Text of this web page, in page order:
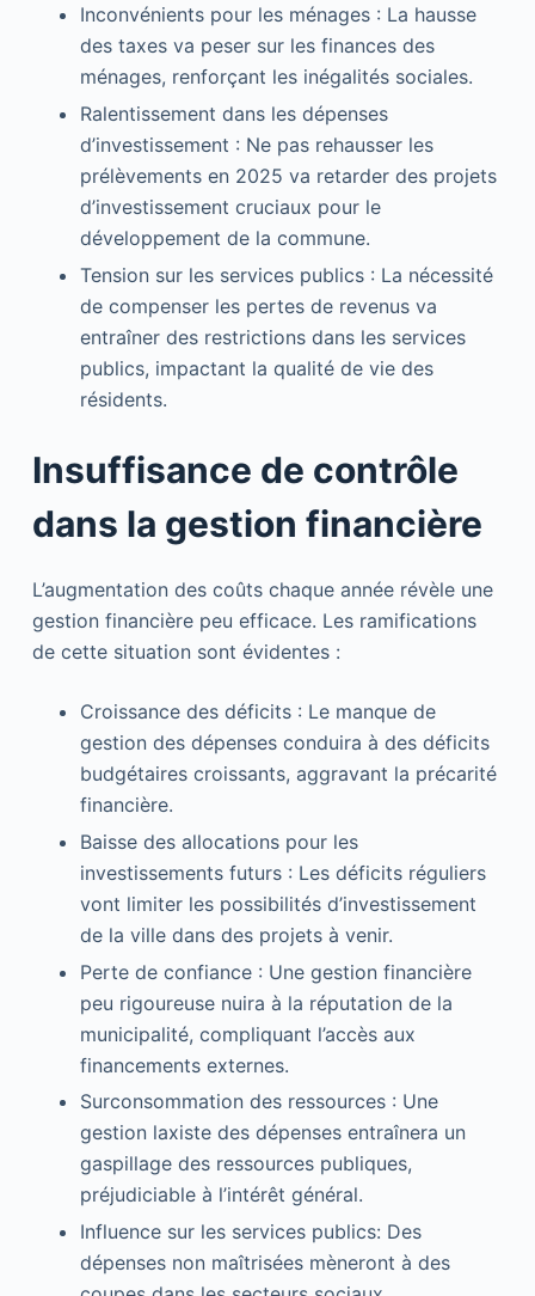
Inconvénients pour les ménages : La hausse
des taxes va peser sur les finances des
ménages, renforçant les inégalités sociales.
Ralentissement dans les dépenses
d’investissement : Ne pas rehausser les
prélèvements en 2025 va retarder des projets
d’investissement cruciaux pour le
développement de la commune.
Tension sur les services publics : La nécessité
de compenser les pertes de revenus va
entraîner des restrictions dans les services
publics, impactant la qualité de vie des
résidents.
Insuffisance de contrôle
dans la gestion financière
L’augmentation des coûts chaque année révèle une
gestion financière peu efficace. Les ramifications
de cette situation sont évidentes :
Croissance des déficits : Le manque de
gestion des dépenses conduira à des déficits
budgétaires croissants, aggravant la précarité
financière.
Baisse des allocations pour les
investissements futurs : Les déficits réguliers
vont limiter les possibilités d’investissement
de la ville dans des projets à venir.
Perte de confiance : Une gestion financière
peu rigoureuse nuira à la réputation de la
municipalité, compliquant l’accès aux
financements externes.
Surconsommation des ressources : Une
gestion laxiste des dépenses entraînera un
gaspillage des ressources publiques,
préjudiciable à l’intérêt général.
Influence sur les services publics: Des
dépenses non maîtrisées mèneront à des